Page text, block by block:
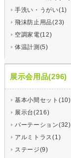
手洗い・うがい(1)
飛沫防止用品(23)
空調家電(12)
体温計測(5)
展示会用品(296)
基本小間セット(10)
展示台(216)
パーテーション(32)
アルミトラス(1)
ステージ(9)